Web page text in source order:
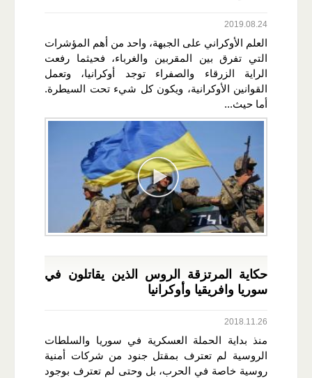
2019.08.24
العلم الأوكراني على الجبهة، واحد من أهم المؤشرات
التي تفرق بين المقربين والغرباء، فحيثما رفعت
الراية الزرقاء والصفراء توجد أوكرانيا، وتعمل
القوانين الأوكرانية، ويكون كل شيء تحت السيطرة.
أما حيث...
حكاية المرتزقة الروس الذين يقاتلون في
سوريا وافريقيا وأوكرانيا
2018.11.26
منذ بداية الحملة العسكرية في سوريا والسلطات
الروسية لم تعترف بمقتل جنود من شركات أمنية
روسية خاصة في الحرب، بل وحتى لم تعترف بوجود